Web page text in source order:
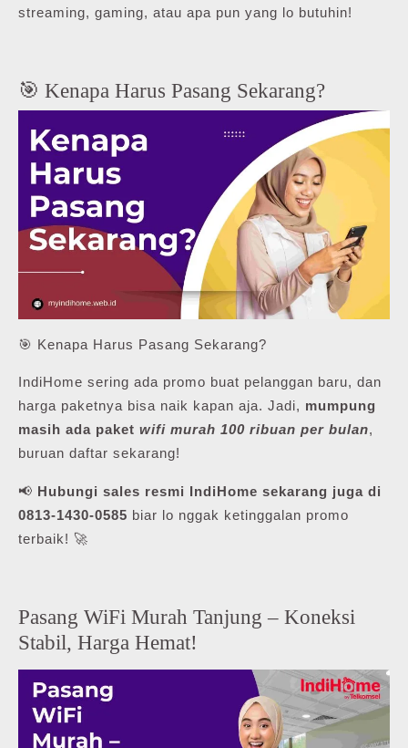
streaming, gaming, atau apa pun yang lo butuhin!
🎯 Kenapa Harus Pasang Sekarang?
🎯 Kenapa Harus Pasang Sekarang?
IndiHome sering ada promo buat pelanggan baru, dan
harga paketnya bisa naik kapan aja. Jadi, mumpung
masih ada paket wifi murah 100 ribuan per bulan,
buruan daftar sekarang!
📢 Hubungi sales resmi IndiHome sekarang juga di
0813-1430-0585 biar lo nggak ketinggalan promo
terbaik! 🚀
Pasang WiFi Murah Tanjung – Koneksi
Stabil, Harga Hemat!